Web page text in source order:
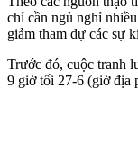
chỉ cần ngủ nghỉ
giảm tham dự các sự
Trước đó, cuộc tranh
9 giờ tối 27-6 (giờ địa